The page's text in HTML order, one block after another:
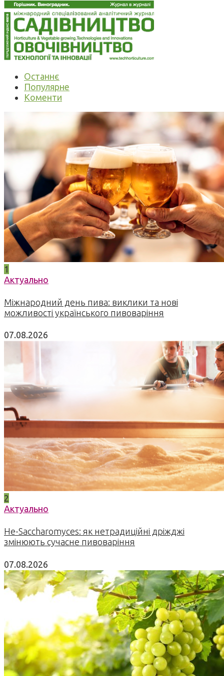
Останнє
Популярне
Коменти
1
Актуально
Міжнародний день пива: виклики та нові
можливості українського пивоваріння
07.08.2026
2
Актуально
Не-Saccharomyces: як нетрадиційні дріжджі
змінюють сучасне пивоваріння
07.08.2026